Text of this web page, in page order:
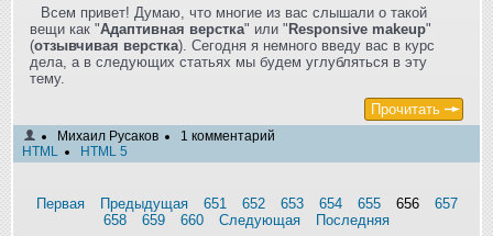
Всем привет! Думаю, что многие из вас слышали о такой
вещи как "Адаптивная верстка" или "Responsive makeup"
(отзывчивая верстка). Сегодня я немного введу вас в курс
дела, а в следующих статьях мы будем углубляться в эту
тему.
Прочитать
Михаил Русаков
1 комментарий
HTML
HTML 5
Первая Предыдущая 651 652 653 654 655 656
657
658
659 660 Следующая Последняя